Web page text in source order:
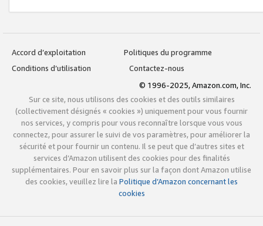
Accord d’exploitation
Politiques du programme
Conditions d’utilisation
Contactez-nous
© 1996-2025, Amazon.com, Inc.
Sur ce site, nous utilisons des cookies et des outils similaires
(collectivement désignés « cookies ») uniquement pour vous fournir
nos services, y compris pour vous reconnaître lorsque vous vous
connectez, pour assurer le suivi de vos paramètres, pour améliorer la
sécurité et pour fournir un contenu. Il se peut que d’autres sites et
services d’Amazon utilisent des cookies pour des finalités
supplémentaires. Pour en savoir plus sur la façon dont Amazon utilise
des cookies, veuillez lire la Politique d’Amazon concernant les
cookies